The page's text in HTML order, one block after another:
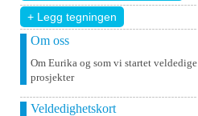
+ Legg tegningen
Om oss
Om Eurika og som vi startet veldedige
prosjekter
Veldedighetskort